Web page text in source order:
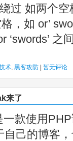
过 如两个
如 or’
‘swords’ 之
术, 黑客攻防 暂无评论
来了
一款使用
自己的博客